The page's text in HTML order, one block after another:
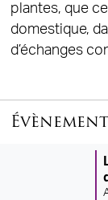
plantes, que
domestique,
d’échanges